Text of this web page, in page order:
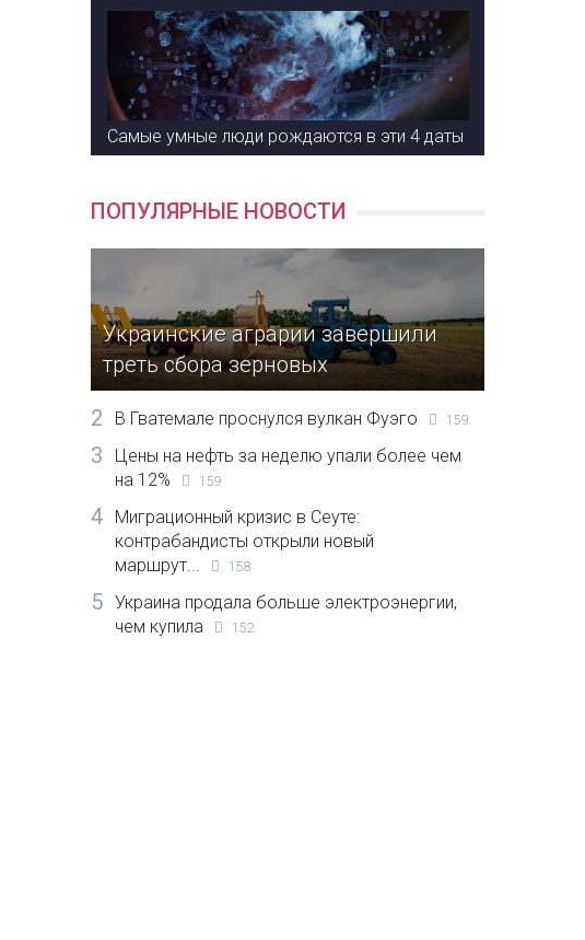
Самые умные люди рождаются в эти 4 даты
ПОПУЛЯРНЫЕ НОВОСТИ
Украинские аграрии завершили
треть сбора зерновых
2 В Гватемале проснулся вулкан Фуэго 159
3
Цены на нефть за неделю упали более чем
на 12%
159
4
Миграционный кризис в Сеуте:
контрабандисты открыли новый
маршрут...
158
5
Украина продала больше электроэнергии,
чем купила
152